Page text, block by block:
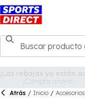
Atrás / Inicio / Accesorios